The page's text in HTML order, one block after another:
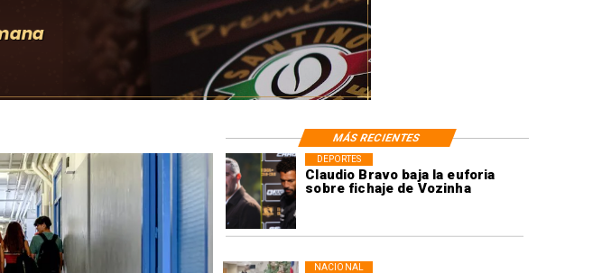
Claudio Bravo baja la euforia
sobre fichaje de Vozinha
DEPORTES
NACIONAL
MÁS RECIENTES